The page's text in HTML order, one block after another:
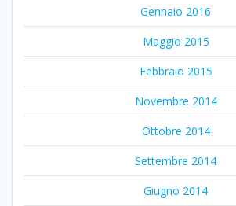
Gennaio 2016
Maggio 2015
Febbraio 2015
Novembre 2014
Ottobre 2014
Settembre 2014
Giugno 2014